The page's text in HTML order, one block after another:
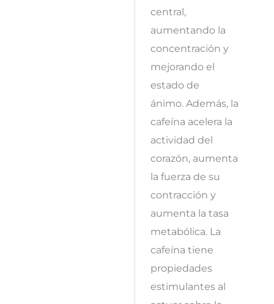
central,
aumentando la
concentración y
mejorando el
estado de
ánimo. Además, la
cafeína acelera la
actividad del
corazón, aumenta
la fuerza de su
contracción y
aumenta la tasa
metabólica. La
cafeína tiene
propiedades
estimulantes al